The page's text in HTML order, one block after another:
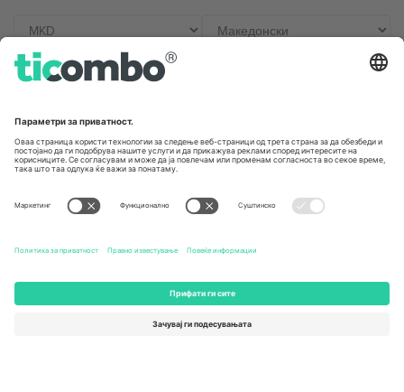
Unter den Linden 24, 10117
Berlin, Germany
167 City Road, London, Greater
Kingdom
Newark, Delaware 19713, United
States
Engelberg, Switzerland